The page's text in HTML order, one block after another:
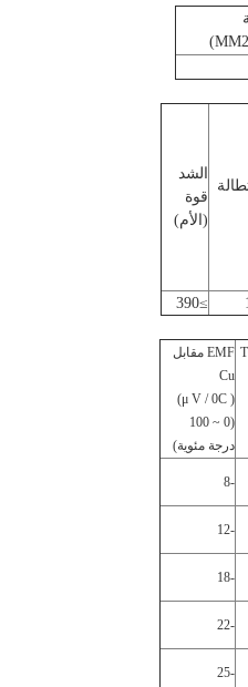
الشد
قوة
(الأم)
≥390
EMF مقابل
Cu
(
μ V / 0C)
(0 ~ 100
درجة مئوية)
-8
-12
-18
-22
-25